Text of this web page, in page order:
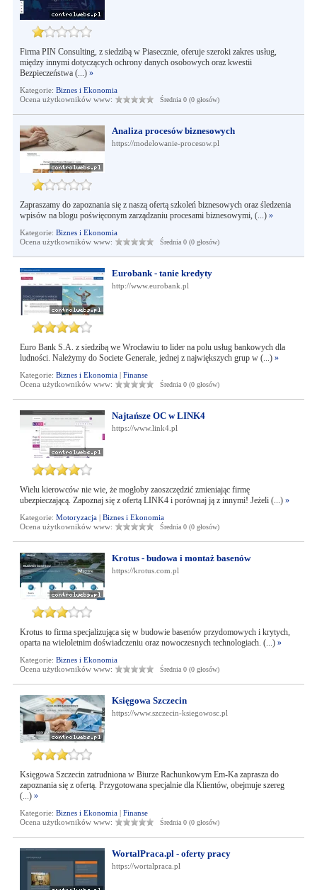
Firma PIN Consulting, z siedzibą w Piasecznie, oferuje szeroki zakres usług,
między innymi dotyczących ochrony danych osobowych oraz kwestii
Bezpieczeństwa (...) »
Kategorie: Biznes i Ekonomia
Ocena użytkowników www:
Średnia 0 (0 głosów)
Analiza procesów biznesowych
https://modelowanie-procesow.pl
Zapraszamy do zapoznania się z naszą ofertą szkoleń biznesowych oraz śledzenia
wpisów na blogu poświęconym zarządzaniu procesami biznesowymi, (...) »
Kategorie: Biznes i Ekonomia
Ocena użytkowników www:
Średnia 0 (0 głosów)
Eurobank - tanie kredyty
http://www.eurobank.pl
Euro Bank S.A. z siedzibą we Wrocławiu to lider na polu usług bankowych dla
ludności. Należymy do Societe Generale, jednej z największych grup w (...) »
Kategorie: Biznes i Ekonomia| Finanse
Ocena użytkowników www:
Średnia 0 (0 głosów)
Najtańsze OC w LINK4
https://www.link4.pl
Wielu kierowców nie wie, że mogłoby zaoszczędzić zmieniając firmę
ubezpieczającą. Zapoznaj się z ofertą LINK4 i porównaj ją z innymi! Jeżeli (...) »
Kategorie: Motoryzacja| Biznes i Ekonomia
Ocena użytkowników www:
Średnia 0 (0 głosów)
Krotus - budowa i montaż basenów
https://krotus.com.pl
Krotus to firma specjalizująca się w budowie basenów przydomowych i krytych,
oparta na wieloletnim doświadczeniu oraz nowoczesnych technologiach. (...) »
Kategorie: Biznes i Ekonomia
Ocena użytkowników www:
Średnia 0 (0 głosów)
Księgowa Szczecin
https://www.szczecin-ksiegowosc.pl
Księgowa Szczecin zatrudniona w Biurze Rachunkowym Em-Ka zaprasza do
zapoznania się z ofertą. Przygotowana specjalnie dla Klientów, obejmuje szereg
(...) »
Kategorie: Biznes i Ekonomia| Finanse
Ocena użytkowników www:
Średnia 0 (0 głosów)
WortalPraca.pl - oferty pracy
https://wortalpraca.pl